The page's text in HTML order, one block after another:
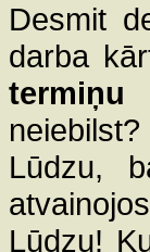
Desmit
darba
termiņu
Lūdzu,
Lūdzu!